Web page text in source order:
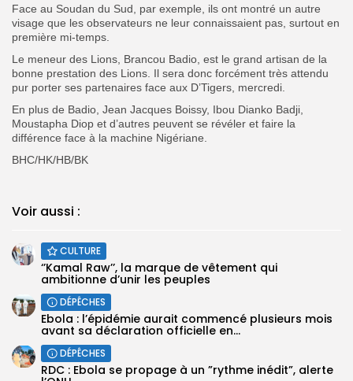
Face au Soudan du Sud, par exemple, ils ont montré un autre
visage que les observateurs ne leur connaissaient pas, surtout en
première mi-temps.
Le meneur des Lions, Brancou Badio, est le grand artisan de la
bonne prestation des Lions. Il sera donc forcément très attendu
pur porter ses partenaires face aux D’Tigers, mercredi.
En plus de Badio, Jean Jacques Boissy, Ibou Dianko Badji,
Moustapha Diop et d’autres peuvent se révéler et faire la
différence face à la machine Nigériane.
BHC/HK/HB/BK
Voir aussi :
CULTURE
‘’Kamal Raw’’, la marque de vêtement qui
ambitionne d’unir les peuples
DÉPÊCHES
Ebola : l’épidémie aurait commencé plusieurs mois
avant sa déclaration officielle en...
DÉPÊCHES
RDC : Ebola se propage à un ”rythme inédit”, alerte